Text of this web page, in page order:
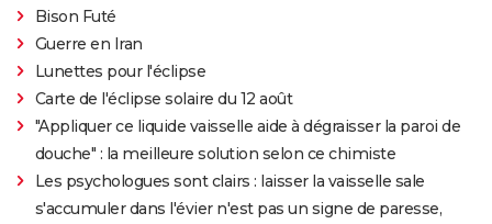
Bison Futé
Guerre en Iran
Lunettes pour l'éclipse
Carte de l'éclipse solaire du 12 août
"Appliquer ce liquide vaisselle aide à dégraisser la paroi de
douche" : la meilleure solution selon ce chimiste
Les psychologues sont clairs : laisser la vaisselle sale
s'accumuler dans l'évier n'est pas un signe de paresse,